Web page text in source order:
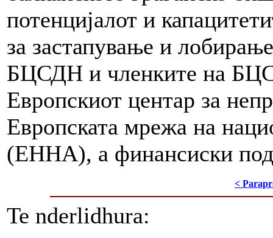
потенцијалот и
за застапување и
БЦСДН и членките на
Европскиот центар за
Европската мрежа на
(ЕННА), а финансиски
<
Te nderlidhura: